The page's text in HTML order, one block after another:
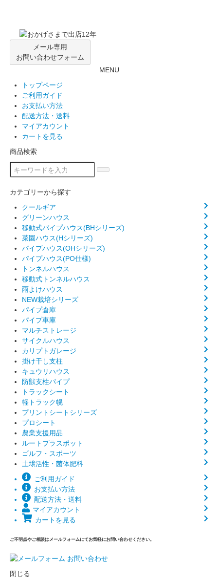
メール専用
お問い合わせフォーム
MENU
トップページ
ご利用ガイド
お支払い方法
配送方法・送料
マイアカウント
カートを見る
商品検索
カテゴリーから探す
クールギア
グリーンハウス
移動式パイプハウス(BHシリーズ)
菜園ハウス(Hシリーズ)
パイプハウス(OHシリーズ)
パイプハウス(PO仕様)
トンネルハウス
移動式トンネルハウス
雨よけハウス
NEW栽培シリーズ
パイプ倉庫
パイプ車庫
マルチストレージ
サイクルハウス
カリプトガレージ
掛け干し支柱
キュウリハウス
防獣支柱パイプ
トラックシート
軽トラック幌
プリントシートシリーズ
プロシート
農業支援用品
ルートプラスポット
ゴルフ・スポーツ
土壌活性・菌体肥料
ご利用ガイド
お支払い方法
配送方法・送料
マイアカウント
カートを見る
ご不明点やご相談はメールフォームにてお気軽にお問い合わせください。
閉じる